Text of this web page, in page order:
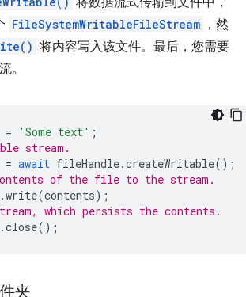
FileSystemWritableFileStream ，然
将内容写入该文件。最后，您需要
。
= 'Some text' ;
stream.
= await fileHandle.createWritable();
of the file to the stream.
.write(contents);
which persists the contents.
.close();
夹